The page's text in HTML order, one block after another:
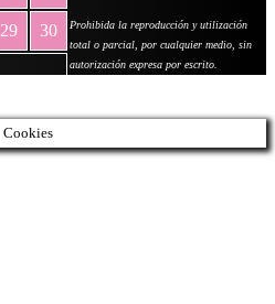
29 30
Prohibida la reproducción y utilización
total o parcial, por cualquier medio, sin
autorización expresa por escrito.
Cookies